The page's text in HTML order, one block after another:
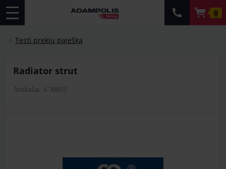
0
Tęsti prekių paiešką
Radiator strut
Artikulas: 4.30033